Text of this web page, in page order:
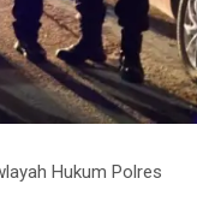
Hukum Polres